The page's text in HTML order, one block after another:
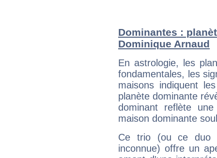
Dominantes :
Dominique Arnaud
En astrologie, les
fondamentales, les
maisons indiquent
planète dominante
dominant reflète
maison dominante
Ce trio (ou ce duo
inconnue) offre un